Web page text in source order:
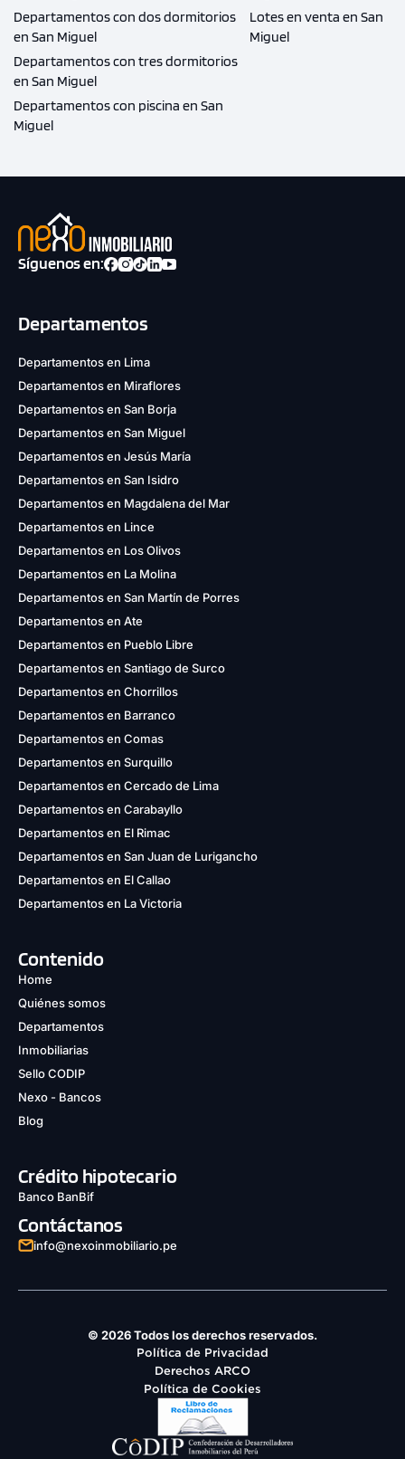
Departamentos con dos dormitorios
en San Miguel
Departamentos con tres dormitorios
en San Miguel
Departamentos con piscina en San
Miguel
Lotes en venta en San
Miguel
Síguenos en:
Departamentos
Departamentos en Lima
Departamentos en Miraflores
Departamentos en San Borja
Departamentos en San Miguel
Departamentos en Jesús María
Departamentos en San Isidro
Departamentos en Magdalena del Mar
Departamentos en Lince
Departamentos en Los Olivos
Departamentos en La Molina
Departamentos en San Martín de Porres
Departamentos en Ate
Departamentos en Pueblo Libre
Departamentos en Santiago de Surco
Departamentos en Chorrillos
Departamentos en Barranco
Departamentos en Comas
Departamentos en Surquillo
Departamentos en Cercado de Lima
Departamentos en Carabayllo
Departamentos en El Rimac
Departamentos en San Juan de Lurigancho
Departamentos en El Callao
Departamentos en La Victoria
Contenido
Home
Quiénes somos
Departamentos
Inmobiliarias
Sello CODIP
Nexo - Bancos
Blog
Crédito hipotecario
Banco BanBif
Contáctanos
info@nexoinmobiliario.pe
© 2026 Todos los derechos reservados.
Política de Privacidad
Derechos ARCO
Política de Cookies